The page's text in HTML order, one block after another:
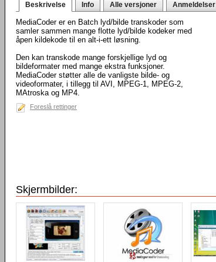
Beskrivelse Info Alle versjoner Anmeldelser
MediaCoder er en Batch lyd/bilde transkoder som
samler sammen mange flotte lyd/bilde kodeker med
åpen kildekode til en alt-i-ett løsning.
Den kan transkode mange forskjellige lyd og
bildeformater med mange ekstra funksjoner.
MediaCoder støtter alle de vanligste bilde- og
videoformater, i tillegg til AVI, MPEG-1, MPEG-2,
MAtroska og MP4.
Foreslå rettinger
Skjermbilder: